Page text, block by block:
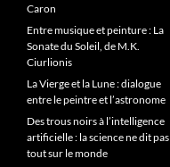
Caron
Entre musique et peinture : La
Sonate du Soleil, de M.K.
Ciurlionis
La Vierge et la Lune : dialogue
entre le peintre et l’astronome
Des trous noirs à l’intelligence
artificielle : la science ne dit pas
tout sur le monde